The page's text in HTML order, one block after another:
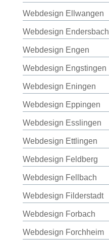
Webdesign Ellwangen
Webdesign Endersbach
Webdesign Engen
Webdesign Engstingen
Webdesign Eningen
Webdesign Eppingen
Webdesign Esslingen
Webdesign Ettlingen
Webdesign Feldberg
Webdesign Fellbach
Webdesign Filderstadt
Webdesign Forbach
Webdesign Forchheim